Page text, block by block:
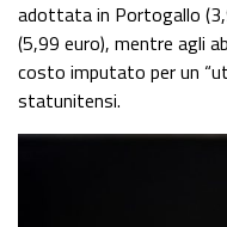
adottata in Portogallo
(5,99 euro), mentre agli
costo imputato per un
statunitensi.